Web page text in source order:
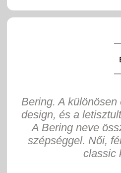
Bering. A
design, és a
A Bering neve
szépséggel. Női,
classic